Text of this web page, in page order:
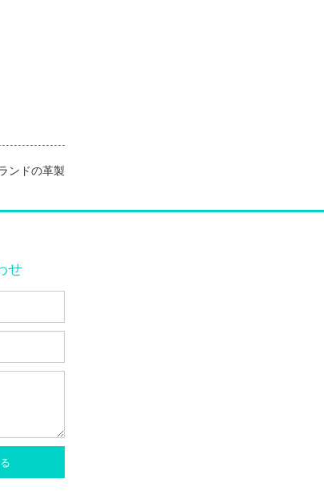
ンドの革製
せ